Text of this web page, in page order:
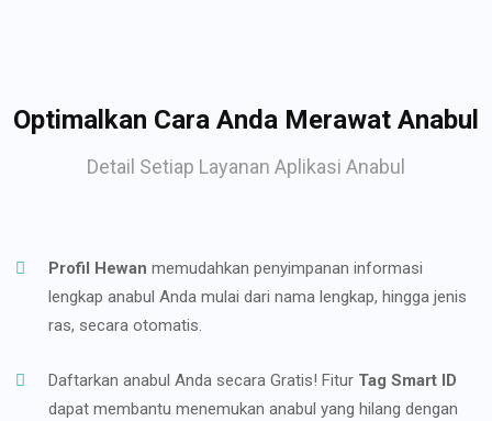
Optimalkan Cara Anda Merawat Anabul
Detail Setiap Layanan Aplikasi Anabul
Profil Hewan memudahkan penyimpanan informasi
lengkap anabul Anda mulai dari nama lengkap, hingga jenis
ras, secara otomatis.
Daftarkan anabul Anda secara Gratis! Fitur Tag Smart ID
dapat membantu menemukan anabul yang hilang dengan